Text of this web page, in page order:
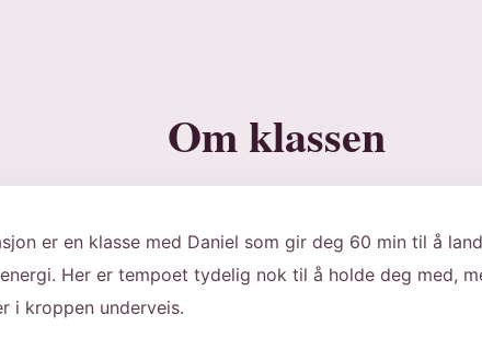
Om klassen
er en klasse med Daniel som gir deg 60 min til å
Her er tempoet tydelig nok til å holde deg med,
i kroppen underveis.